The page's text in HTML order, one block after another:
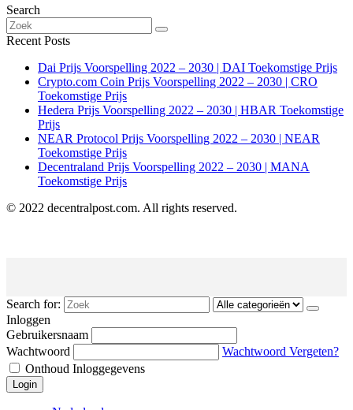
Search
Recent Posts
Dai Prijs Voorspelling 2022 – 2030 | DAI Toekomstige Prijs
Crypto.com Coin Prijs Voorspelling 2022 – 2030 | CRO
Toekomstige Prijs
Hedera Prijs Voorspelling 2022 – 2030 | HBAR Toekomstige
Prijs
NEAR Protocol Prijs Voorspelling 2022 – 2030 | NEAR
Toekomstige Prijs
Decentraland Prijs Voorspelling 2022 – 2030 | MANA
Toekomstige Prijs
© 2022 decentralpost.com. All rights reserved.
Search for:
Inloggen
Gebruikersnaam
Wachtwoord
Wachtwoord Vergeten?
Onthoud Inloggegevens
Login